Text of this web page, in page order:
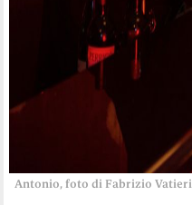
Antonio, foto di Fabrizio Vatieri